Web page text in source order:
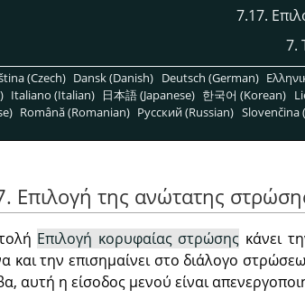
7.17.
7.
(Czech) Dansk (Danish) Deutsch (German)
Italiano (Italian) 日本語 (Japanese) 한국어 (Korean)
Română (Romanian) Pусский (Russian) Slovenčina
Επιλογή της ανώτατης
Επιλογή κορυφαίας στρώσης κάνει
και την επισημαίνει στο διάλογο
αυτή η είσοδος μενού είναι